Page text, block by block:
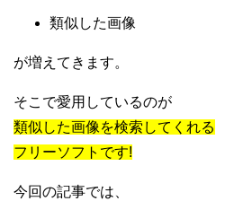
類似した画像
が増えてきます。
そこで愛用しているのが
類似した画像を検索してくれる
フリーソフトです!
今回の記事では、